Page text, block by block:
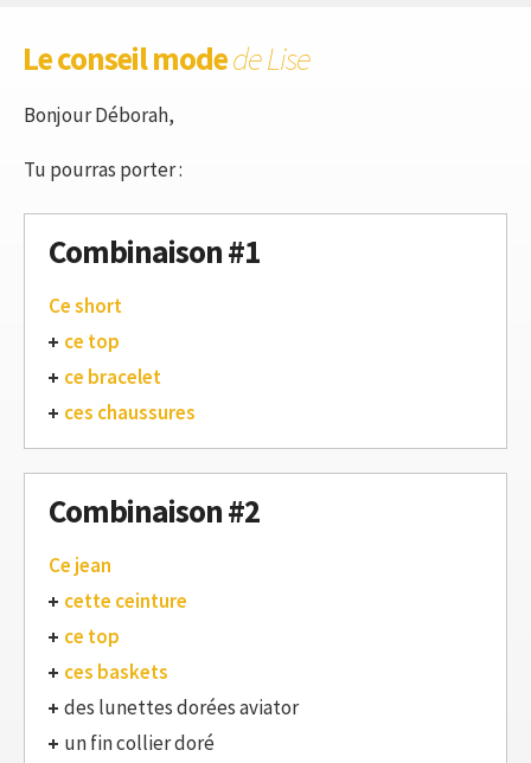
Le conseil modede Lise
Bonjour Déborah,
Tu pourras porter :
Combinaison #1
Ce short
ce top
ce bracelet
ces chaussures
Combinaison #2
Ce jean
cette ceinture
ce top
ces baskets
des lunettes dorées aviator
un fin collier doré